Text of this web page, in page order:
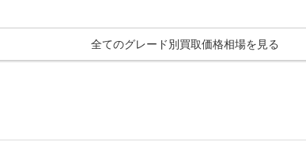
0.8万円 ～ 64.9万円
全てのグレード別買取価格相場を見る